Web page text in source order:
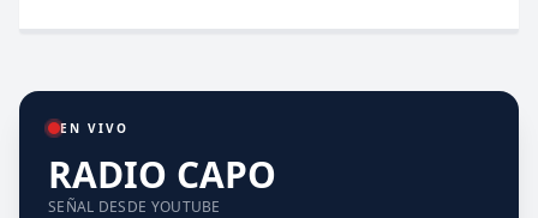
EN VIVO
RADIO CAPO
SEÑAL DESDE YOUTUBE